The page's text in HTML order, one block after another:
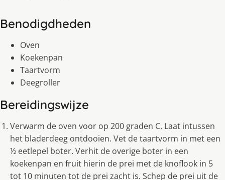
Benodigdheden
Oven
Koekenpan
Taartvorm
Deegroller
Bereidingswijze
Verwarm de oven voor op 200 graden C. Laat intussen
het bladerdeeg ontdooien. Vet de taartvorm in met een
½ eetlepel boter. Verhit de overige boter in een
koekenpan en fruit hierin de prei met de knoflook in 5
tot 10 minuten tot de prei zacht is. Schep de prei uit de